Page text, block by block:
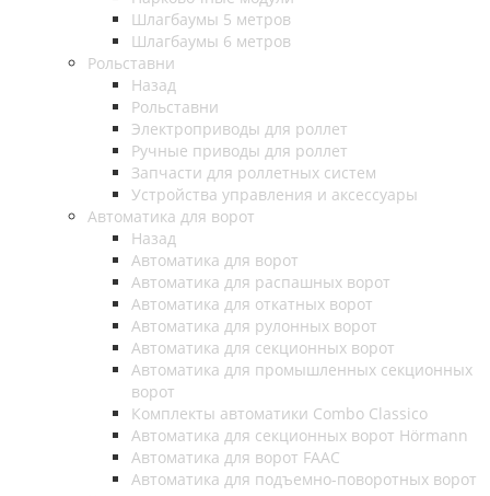
Шлагбаумы 5 метров
Шлагбаумы 6 метров
Рольставни
Назад
Рольставни
Электроприводы для роллет
Ручные приводы для роллет
Запчасти для роллетных систем
Устройства управления и аксессуары
Автоматика для ворот
Назад
Автоматика для ворот
Автоматика для распашных ворот
Автоматика для откатных ворот
Автоматика для рулонных ворот
Автоматика для секционных ворот
Автоматика для промышленных секционных
ворот
Комплекты автоматики Combo Classico
Автоматика для секционных ворот Hörmann
Автоматика для ворот FAAC
Автоматика для подъемно-поворотных ворот